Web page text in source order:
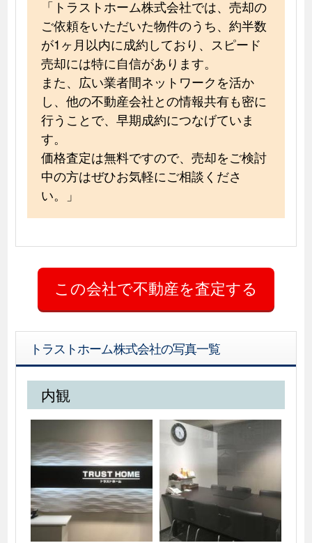
「トラストホーム株式会社では、売却の
ご依頼をいただいた物件のうち、約半数
が1ヶ月以内に成約しており、スピード
売却には特に自信があります。
また、広い業者間ネットワークを活か
し、他の不動産会社との情報共有も密に
行うことで、早期成約につなげていま
す。
価格査定は無料ですので、売却をご検討
中の方はぜひお気軽にご相談くださ
い。」
トラストホーム株式会社の写真一覧
内観